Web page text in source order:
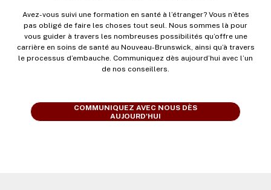
Avez-vous suivi une formation en santé à l’étranger? Vous n’êtes
pas obligé de faire les choses tout seul. Nous sommes là pour
vous guider à travers les nombreuses possibilités qu’offre une
carrière en soins de santé au Nouveau-Brunswick, ainsi qu’à travers
le processus d’embauche. Communiquez dès aujourd’hui avec l’un
de nos conseillers.
COMMUNIQUEZ AVEC NOUS DÈS
AUJOURD'HUI